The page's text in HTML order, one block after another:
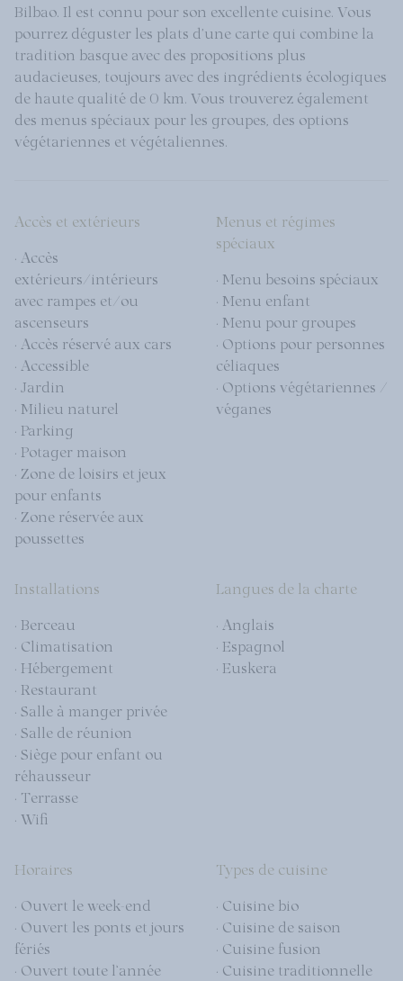
Bilbao. Il est connu pour son excellente cuisine. Vous
pourrez déguster les plats d'une carte qui combine la
tradition basque avec des propositions plus
audacieuses, toujours avec des ingrédients écologiques
de haute qualité de 0 km. Vous trouverez également
des menus spéciaux pour les groupes, des options
végétariennes et végétaliennes.
Accès et extérieurs
· Accès
extérieurs/intérieurs
avec rampes et/ou
ascenseurs
· Accès réservé aux cars
· Accessible
· Jardin
· Milieu naturel
· Parking
· Potager maison
· Zone de loisirs et jeux
pour enfants
· Zone réservée aux
poussettes
Menus et régimes
spéciaux
· Menu besoins spéciaux
· Menu enfant
· Menu pour groupes
· Options pour personnes
céliaques
· Options végétariennes /
véganes
Installations
· Berceau
· Climatisation
· Hébergement
· Restaurant
· Salle à manger privée
· Salle de réunion
· Siège pour enfant ou
réhausseur
· Terrasse
· Wifi
Langues de la charte
· Anglais
· Espagnol
· Euskera
Horaires
· Ouvert le week-end
· Ouvert les ponts et jours
fériés
· Ouvert toute l’année
Types de cuisine
· Cuisine bio
· Cuisine de saison
· Cuisine fusion
· Cuisine traditionnelle